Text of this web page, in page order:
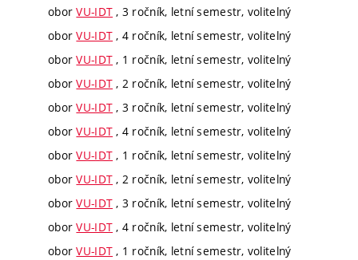
oborVU-IDT , 3 ročník, letní semestr, volitelný
oborVU-IDT , 4 ročník, letní semestr, volitelný
oborVU-IDT , 1 ročník, letní semestr, volitelný
oborVU-IDT , 2 ročník, letní semestr, volitelný
oborVU-IDT , 3 ročník, letní semestr, volitelný
oborVU-IDT , 4 ročník, letní semestr, volitelný
oborVU-IDT , 1 ročník, letní semestr, volitelný
oborVU-IDT , 2 ročník, letní semestr, volitelný
oborVU-IDT , 3 ročník, letní semestr, volitelný
oborVU-IDT , 4 ročník, letní semestr, volitelný
oborVU-IDT , 1 ročník, letní semestr, volitelný